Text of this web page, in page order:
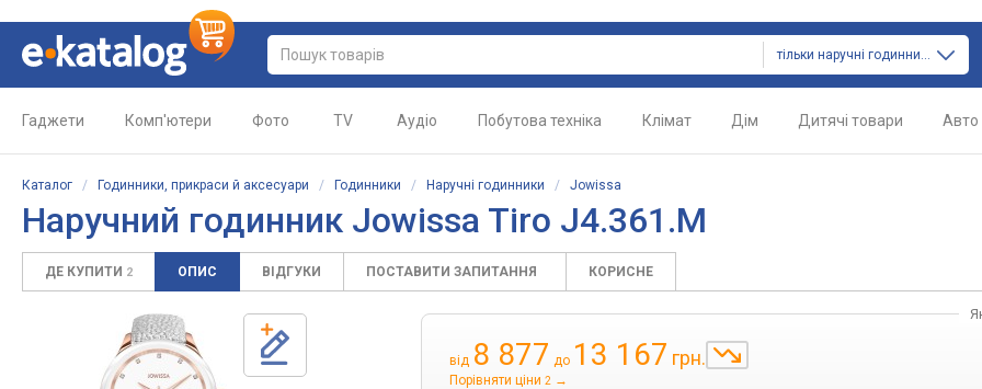
тільки наручні годинники
Гаджети Комп'ютери Фото TV Аудіо Побутова техніка Клімат Дім Дитячі товари Авто
Каталог / Годинники, прикраси й аксесуари / Годинники / Наручні годинники / Jowissa
Наручний годинник Jowissa Tiro J4.361.M
ДЕ КУПИТИ 2 ОПИС ВІДГУКИ ПОСТАВИТИ ЗАПИТАННЯ КОРИСНЕ
від 8 877 до 13 167 грн.
Порівняти ціни 2 →